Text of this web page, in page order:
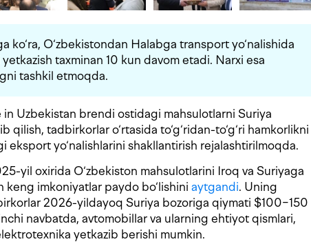
ko‘ra, O‘zbekistondan Halabga transport yo‘nalishida
taxminan 10 kun davom etadi. Narxi esa
tashkil etmoqda.
in Uzbekistan brendi ostidagi mahsulotlarni Suriya
qilish, tadbirkorlar o‘rtasida to‘g‘ridan-to‘g‘ri hamkorlikni
eksport yo‘nalishlarini shakllantirish rejalashtirilmoqda.
yil oxirida O‘zbekiston mahsulotlarini Iroq va Suriyaga
keng imkoniyatlar paydo bo‘lishini aytgandi. Uning
2026-yildayoq Suriya bozoriga qiymati $100−150
navbatda, avtomobillar va ularning ehtiyot qismlari,
yetkazib berishi mumkin.